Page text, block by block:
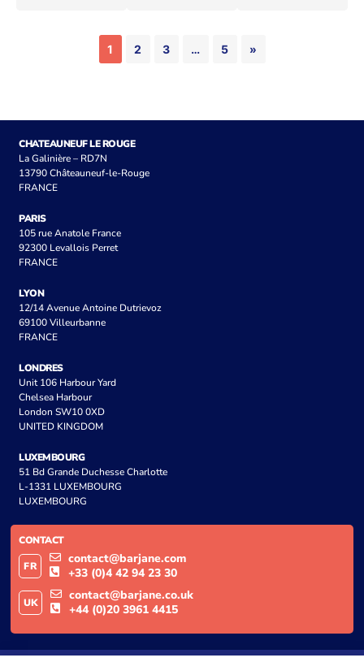
1 2 3 … 5 »
CHATEAUNEUF LE ROUGE
La Galinière – RD7N
13790 Châteauneuf-le-Rouge
FRANCE
PARIS
105 rue Anatole France
92300 Levallois Perret
FRANCE
LYON
12/14 Avenue Antoine Dutrievoz
69100 Villeurbanne
FRANCE
LONDRES
Unit 106 Harbour Yard
Chelsea Harbour
London SW10 0XD
UNITED KINGDOM
LUXEMBOURG
51 Bd Grande Duchesse Charlotte
L-1331 LUXEMBOURG
LUXEMBOURG
CONTACT
FR
contact@barjane.com
+33 (0)4 42 94 23 30
UK
contact@barjane.co.uk
+44 (0)20 3961 4415